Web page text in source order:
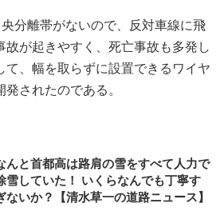
分離帯がないので、反対車線に飛
故が起きやすく、死亡事故も多発し
て、幅を取らずに設置できるワイヤ
されたのである。
んと首都高は路肩の雪をすべて人力で
雪していた！ いくらなんでも丁寧す
ないか？【清水草一の道路ニュース】